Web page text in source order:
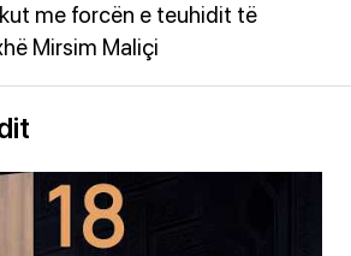
me forcën e teuhidit të
Mirsim Maliçi